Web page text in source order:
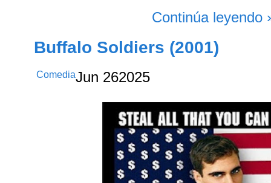
Continúa leyendo
Buffalo Soldiers (2001)
ComediaJun 262025